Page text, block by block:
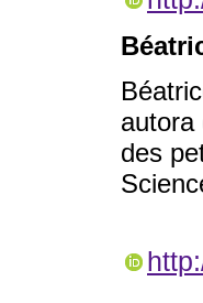
autora
des